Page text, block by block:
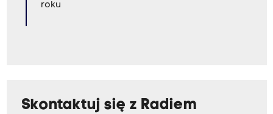
roku
Skontaktuj się z Radiem